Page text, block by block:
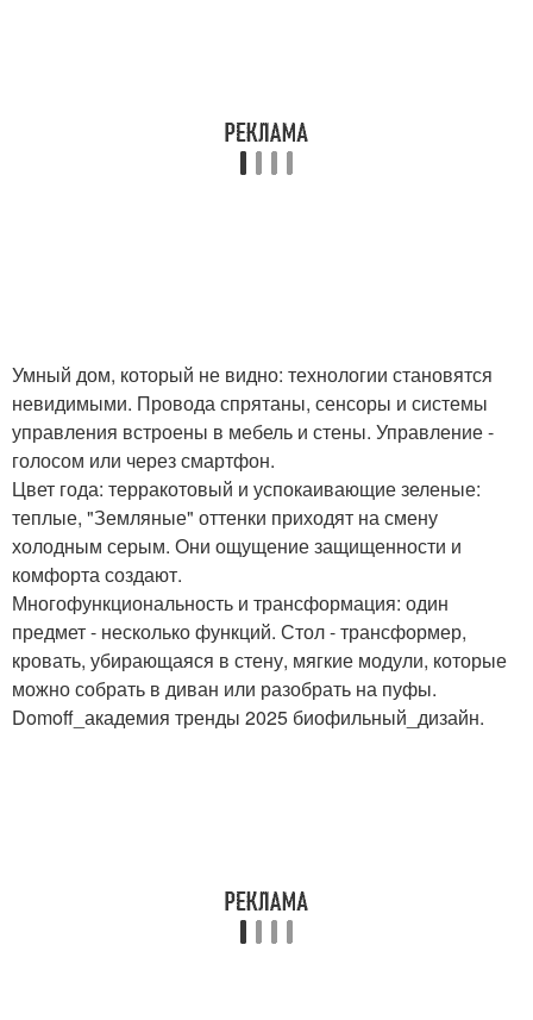
Умный дом, который не видно: технологии становятся
невидимыми. Провода спрятаны, сенсоры и системы
управления встроены в мебель и стены. Управление -
голосом или через смартфон.
Цвет года: терракотовый и успокаивающие зеленые:
теплые, "Земляные" оттенки приходят на смену
холодным серым. Они ощущение защищенности и
комфорта создают.
Многофункциональность и трансформация: один
предмет - несколько функций. Стол - трансформер,
кровать, убирающаяся в стену, мягкие модули, которые
можно собрать в диван или разобрать на пуфы.
Domoff_академия тренды 2025 биофильный_дизайн.